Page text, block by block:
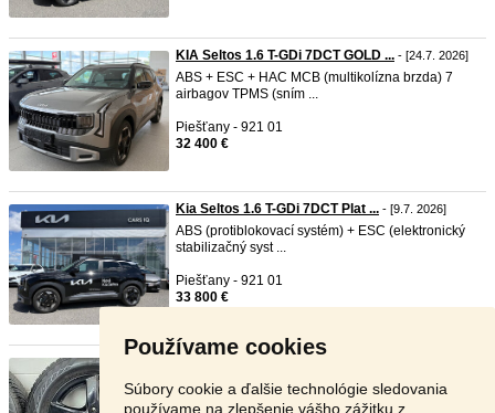
Používame cookies
Súbory cookie a ďalšie technológie sledovania
používame na zlepšenie vášho zážitku z
KIA Seltos 1.6 T-GDi 7DCT GOLD ... - [24.7. 2026]
ABS + ESC + HAC MCB (multikolízna brzda) 7
airbagov TPMS (sním ...
Piešťany - 921 01
32 400 €
Kia Seltos 1.6 T-GDi 7DCT Plat ... - [9.7. 2026]
ABS (protiblokovací systém) + ESC (elektronický
stabilizačný syst ...
Piešťany - 921 01
33 800 €
Zimná sada hliníkových diskov pôvodne z Renault
Kadjar. Rozteč ...